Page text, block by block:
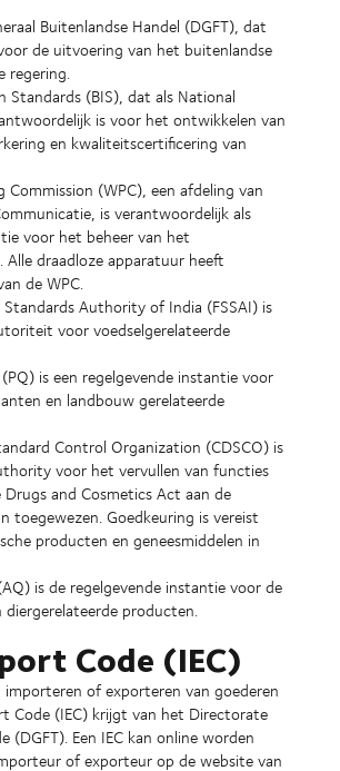
Buitenlandse Handel (DGFT), dat
de uitvoering van het buitenlandse
regering.
Standards (BIS), dat als National
is voor het ontwikkelen van
en kwaliteitscertificering van
Commission (WPC), een afdeling van
is verantwoordelijk als
voor het beheer van het
draadloze apparatuur heeft
de WPC.
Authority of India (FSSAI) is
voor voedselgerelateerde
is een regelgevende instantie voor
en landbouw gerelateerde
Control Organization (CDSCO) is
voor het vervullen van functies
and Cosmetics Act aan de
toegewezen. Goedkeuring is vereist
producten en geneesmiddelen in
is de regelgevende instantie voor de
diergerelateerde producten.
Code (IEC)
importeren of exporteren van goederen
Code (IEC) krijgt van het Directorate
(DGFT). Een IEC kan online worden
of exporteur op de website van